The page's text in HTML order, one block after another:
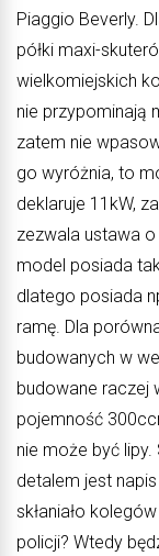
Piaggio Beverly.
półki maxi-
wielkomiejskich
nie przypominają
zatem nie
go wyróżnia, to
deklaruje 11kW,
zezwala ustawa
model posiada
dlatego posiada
ramę. Dla
budowanych w
budowane raczej
pojemność
nie może być
detalem jest
skłaniało
policji? Wtedy